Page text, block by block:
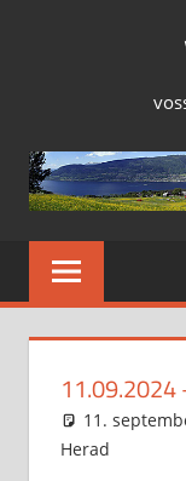
11.09.2024
11.
Herad